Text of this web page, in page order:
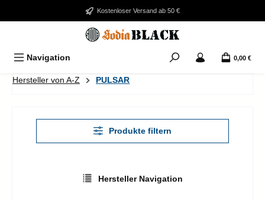
Zum Hauptinhalt springenKostenloser Versand ab 50 €
Navigation 0,00 €
Hersteller von A-Z PULSAR
Produkte filtern
Hersteller Navigation